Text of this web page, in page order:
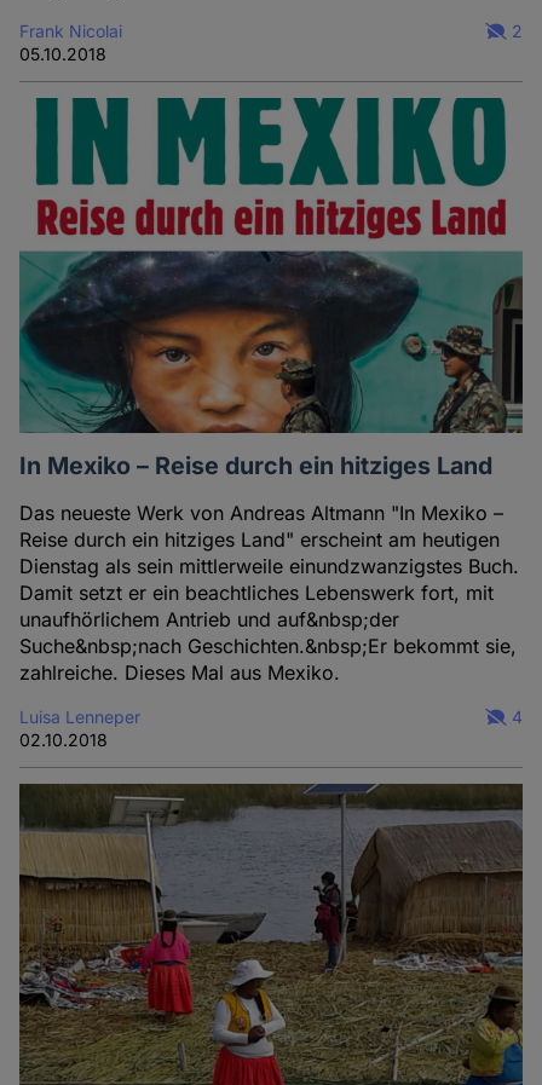
Frank Nicolai
05.10.2018
2
In Mexiko – Reise durch ein hitziges Land
Das neueste Werk von Andreas Altmann "In Mexiko –
Reise durch ein hitziges Land" erscheint am heutigen
Dienstag als sein mittlerweile einundzwanzigstes Buch.
Damit setzt er ein beachtliches Lebenswerk fort, mit
unaufhörlichem Antrieb und auf&nbsp;der
Suche&nbsp;nach Geschichten.&nbsp;Er bekommt sie,
zahlreiche. Dieses Mal aus Mexiko.
Luisa Lenneper
02.10.2018
4